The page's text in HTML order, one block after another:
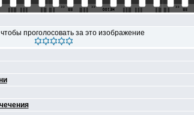
проголосовать за это изображение
чечения